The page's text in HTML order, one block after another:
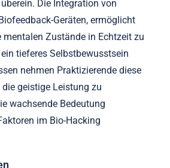
Werkzeuge zur
psychologischen Wohlbefindens
Gesundheit angesehen.
prägen die Bio-
beeinflussen zunehmend die
indem sie psychologische
und Yoga